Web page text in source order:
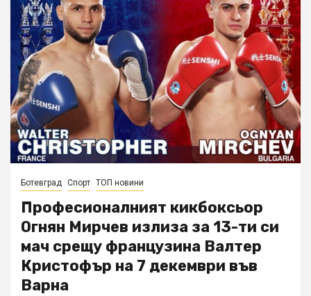
Ботевград Спорт ТОП новини
Професионалният кикбоксьор
Огнян Мирчев излиза за 13-ти си
мач срещу французина Валтер
Кристофър на 7 декември във
Варна